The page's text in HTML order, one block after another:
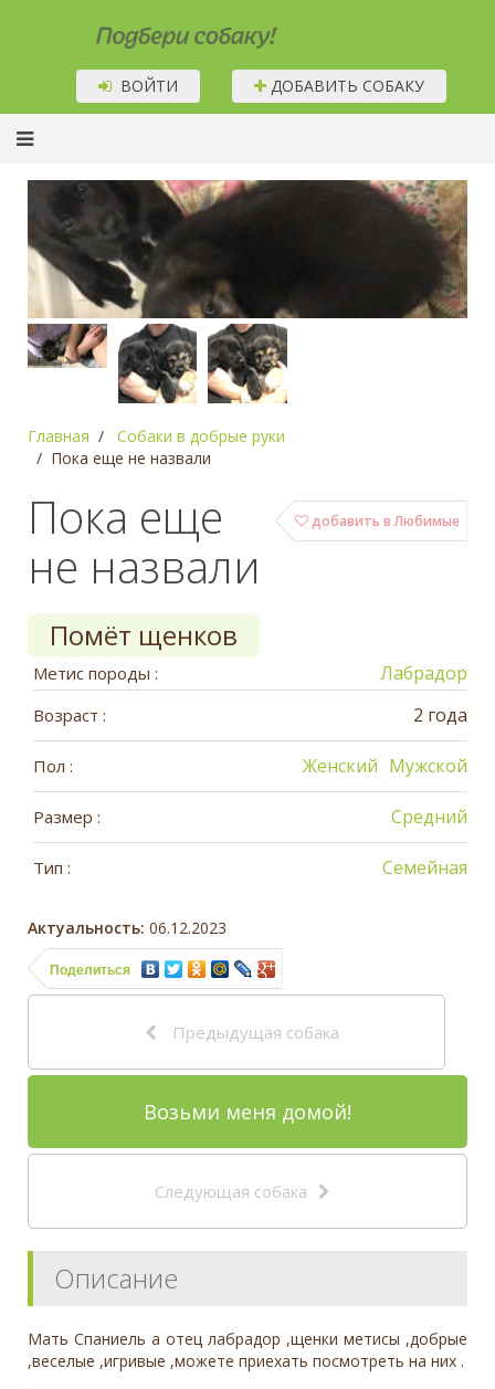
Подбери собаку!
ВОЙТИ ДОБАВИТЬ СОБАКУ
Главная
Собаки в добрые руки
Пока еще не назвали
добавить в Любимые
Пока еще
не назвали
Помёт щенков
Метис породы : Лабрадор
Возраст : 2 года
Пол : Мужской
Женский
Размер : Средний
Тип : Семейная
Актуальность: 06.12.2023
Поделиться
Предыдущая собака
Возьми меня домой!
Следующая собака
Описание
Мать Спаниель а отец лабрадор ,щенки метисы ,добрые
,веселые ,игривые ,можете приехать посмотреть на них .